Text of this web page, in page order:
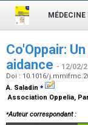
Co'Oppair:
aidance - 12/02/
Doi : 10.1016/
A. Saladin ⁎
Association Oppelia,
⁎Auteur correspondant :